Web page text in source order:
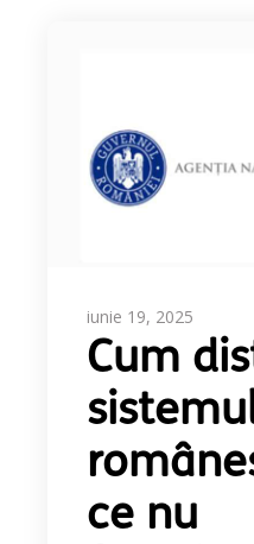
iunie 19, 2025
Cum
ce nu